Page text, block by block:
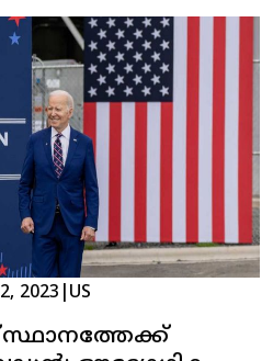
2023 US
സ്ഥാനത്തേക്ക്